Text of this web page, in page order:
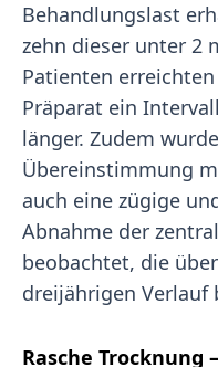
Behandlungslast
zehn dieser unter 2
Patienten
Präparat ein
länger. Zudem
Übereinstimmung
auch eine zügige
Abnahme der
beobachtet, die
dreijährigen Verlauf
Rasche Trocknung